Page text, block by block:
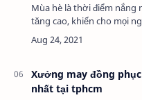
Mùa hè là thời điểm nắng
tăng cao, khiến cho mọi
Chưa kể đối với người đi
mặc đồng phục công ty và
Xưởng may đồng phục
nhất tại tphcm